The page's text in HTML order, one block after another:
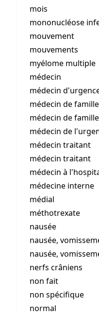
mois
mononucléose
mouvement
mouvements
myélome multiple
médecin
médecin
médecin de famille
médecin de famille
médecin de
médecin traitant
médecin traitant
médecin à
médecine interne
médial
méthotrexate
nausée
nausée,
nausée,
nerfs crâniens
non fait
non spécifique
normal